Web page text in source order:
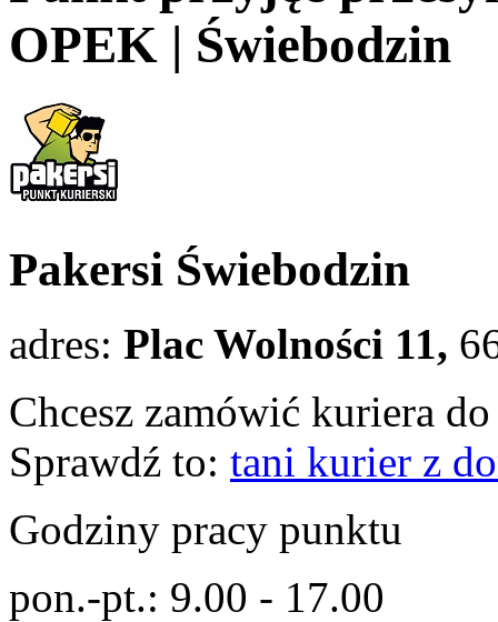
OPEK | Świebodzin
Pakersi Świebodzin
adres: Plac Wolności 11,
Chcesz zamówić kuriera
Sprawdź to: tani kurier z
Godziny pracy punktu
pon.-pt.: 9.00 - 17.00